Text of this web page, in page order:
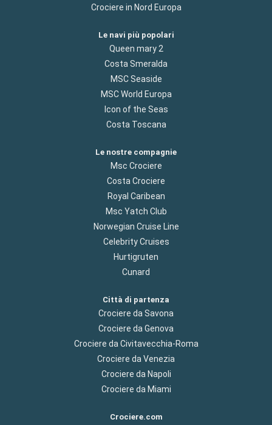
Crociere in Nord Europa
Le navi più popolari
Queen mary 2
Costa Smeralda
MSC Seaside
MSC World Europa
Icon of the Seas
Costa Toscana
Le nostre compagnie
Msc Crociere
Costa Crociere
Royal Caribean
Msc Yatch Club
Norwegian Cruise Line
Celebrity Cruises
Hurtigruten
Cunard
Città di partenza
Crociere da Savona
Crociere da Genova
Crociere da Civitavecchia-Roma
Crociere da Venezia
Crociere da Napoli
Crociere da Miami
Crociere.com